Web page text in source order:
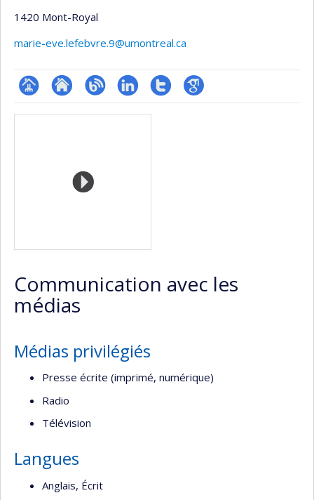
1420 Mont-Royal
marie-eve.lefebvre.9@umontreal.ca
Page Site
recherche
BlogueLinkedInCompteGoogle
Médias
Communication avec les
médias
Médias privilégiés
Presse écrite (imprimé, numérique)
Radio
Télévision
Langues
Anglais, Écrit